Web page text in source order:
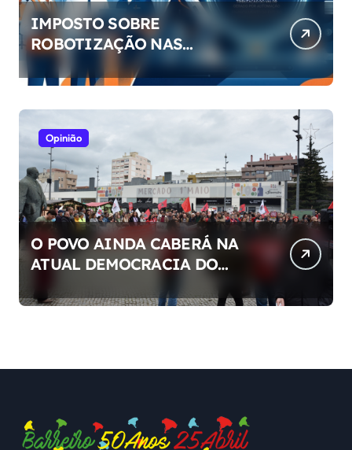
IMPOSTO SOBRE
ROBOTIZAÇÃO NAS
EMPRESAS
Opinião
O POVO AINDA CABERÁ NA
ATUAL DEMOCRACIA DO